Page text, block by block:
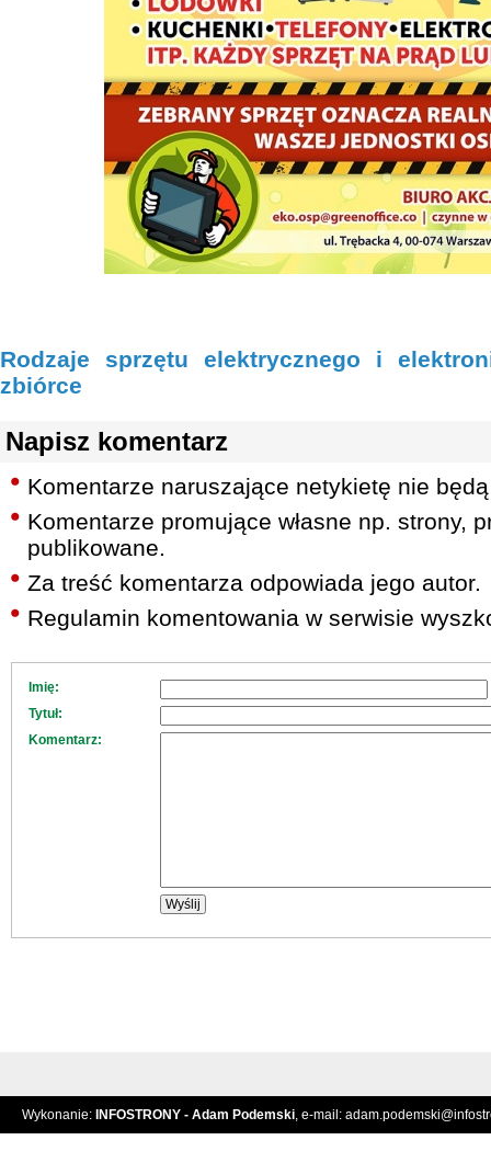
Rodzaje sprzętu elektrycznego i
zbiórce
Napisz komentarz
Komentarze naruszające netykietę nie
Komentarze promujące własne np. strony,
publikowane.
Za treść komentarza odpowiada jego autor.
Regulamin komentowania w serwisie
Imię:
Tytuł:
Komentarz:
Wykonanie: INFOSTRONY - Adam Podemski, e-mail: